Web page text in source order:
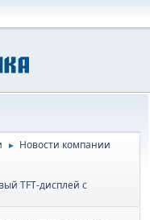
► Новости компании
TFT-дисплей с